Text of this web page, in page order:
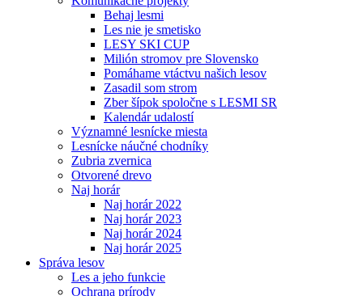
Behaj lesmi
Les nie je smetisko
LESY SKI CUP
Milión stromov pre Slovensko
Pomáhame vtáctvu našich lesov
Zasadil som strom
Zber šípok spoločne s LESMI SR
Kalendár udalostí
Významné lesnícke miesta
Lesnícke náučné chodníky
Zubria zvernica
Otvorené drevo
Naj horár
Naj horár 2022
Naj horár 2023
Naj horár 2024
Naj horár 2025
Správa lesov
Les a jeho funkcie
Ochrana prírody